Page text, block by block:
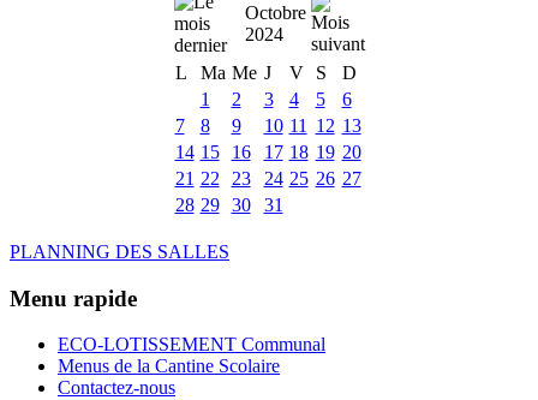
Octobre
2024
L
Ma Me J V S
D
1
2 3 4 5
6
7
8 9 10 11 12 13
14 15 16 17 18 19 20
21 22 23 24 25 26 27
28 29 30 31
PLANNING DES SALLES
Menu rapide
ECO-LOTISSEMENT Communal
Menus de la Cantine Scolaire
Contactez-nous